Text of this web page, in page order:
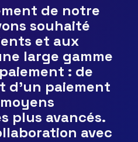
de notre
souhaité
et aux
large gamme
: de
d’un paiement
plus avancés.
avec